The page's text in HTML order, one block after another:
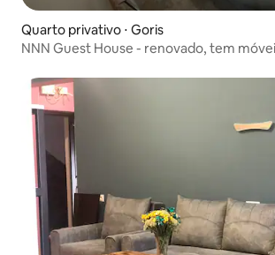
Quarto privativo ⋅ Goris
NNN Guest House - renovado, tem